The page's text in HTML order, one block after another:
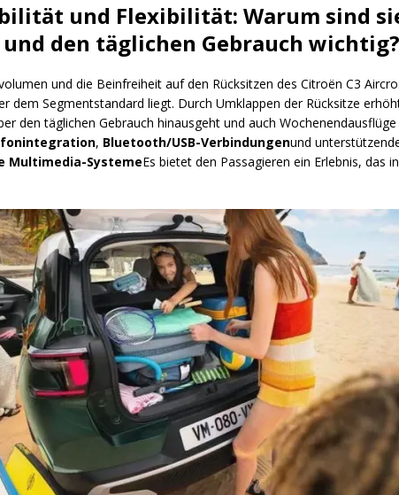
und Flexibilität: Warum sind
den täglichen Gebrauch wichtig?
und die Beinfreiheit auf den Rücksitzen des Citroën C3
dem Segmentstandard liegt. Durch Umklappen der Rücksitze
den täglichen Gebrauch hinausgeht und auch
, Bluetooth/USB-Verbindungenund
SystemeEs bietet den Passagieren ein Erlebnis, das